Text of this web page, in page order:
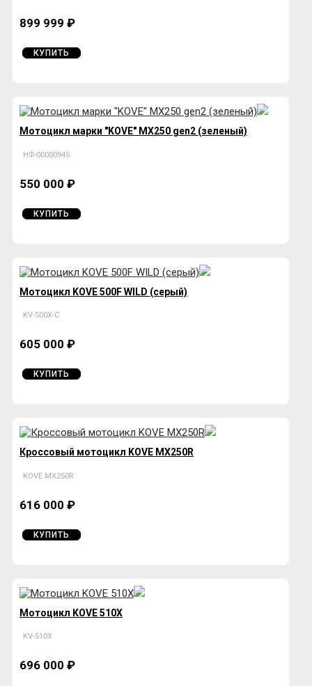
899 999 ₽
КУПИТЬ
Мотоцикл марки "KOVE" MX250 gen2 (зеленый)
НФ-00000945
550 000 ₽
КУПИТЬ
Мотоцикл KOVE 500F WILD (серый)
KV-500X-C
605 000 ₽
КУПИТЬ
Кроссовый мотоцикл KOVE MX250R
KOVE MX250R
616 000 ₽
КУПИТЬ
Мотоцикл KOVE 510X
KV-510X
696 000 ₽